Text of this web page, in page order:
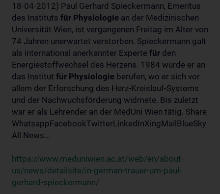
18-04-2012) Paul Gerhard Spieckermann, Emeritus
des Instituts für Physiologie an der Medizinischen
Universität Wien, ist vergangenen Freitag im Alter von
74 Jahren unerwartet verstorben. Spieckermann galt
als international anerkannter Experte für den
Energiestoffwechsel des Herzens. 1984 wurde er an
das Institut für Physiologie berufen, wo er sich vor
allem der Erforschung des Herz-Kreislauf-Systems
und der Nachwuchsförderung widmete. Bis zuletzt
war er als Lehrender an der MedUni Wien tätig. Share
WhatsappFacebookTwitterLinkedInXingMailBlueSky
All News...
https://www.meduniwien.ac.at/web/en/about-
us/news/detailsite/in-german-trauer-um-paul-
gerhard-spieckermann/